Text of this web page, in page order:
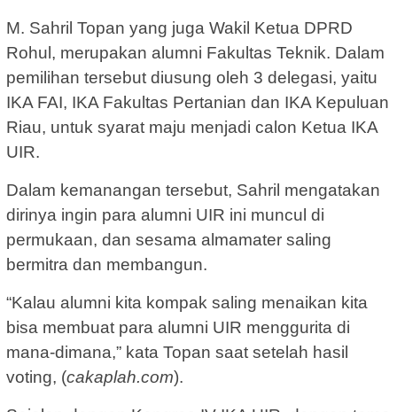
M. Sahril Topan yang juga Wakil Ketua DPRD
Rohul, merupakan alumni Fakultas Teknik. Dalam
pemilihan tersebut diusung oleh 3 delegasi, yaitu
IKA FAI, IKA Fakultas Pertanian dan IKA Kepuluan
Riau, untuk syarat maju menjadi calon Ketua IKA
UIR.
Dalam kemanangan tersebut, Sahril mengatakan
dirinya ingin para alumni UIR ini muncul di
permukaan, dan sesama almamater saling
bermitra dan membangun.
“Kalau alumni kita kompak saling menaikan kita
bisa membuat para alumni UIR menggurita di
mana-dimana,” kata Topan saat setelah hasil
voting, (cakaplah.com).